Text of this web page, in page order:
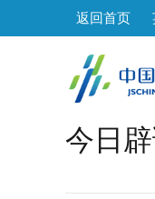
返回首页
今日